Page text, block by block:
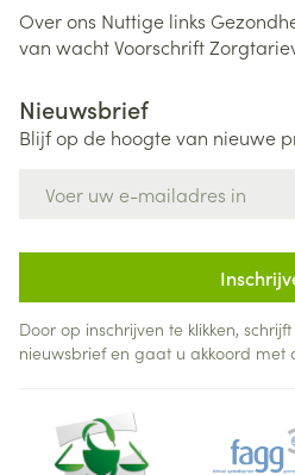
Over ons Nuttige links
van wachtVoorschrift
Nieuwsbrief
Blijf op de hoogte van nieuwe
Door op inschrijven te klikken,
nieuwsbrief en gaat u akkoord met